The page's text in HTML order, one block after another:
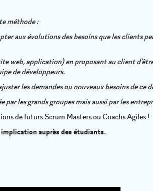
méthode :
aux évolutions des besoins que les clients
web, application) en proposant au client
de développeurs.
les demandes ou nouveaux besoins de ce
les grands groupes mais aussi par les
de futurs Scrum Masters ou Coachs Agiles !
auprès des étudiants.